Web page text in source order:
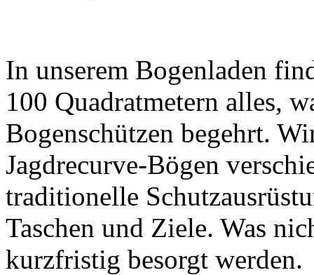
In unserem Bogenladen
100 Quadratmetern alles,
Bogenschützen begehrt.
Jagdrecurve-Bögen
traditionelle
Taschen und Ziele. Was
kurzfristig besorgt werden.